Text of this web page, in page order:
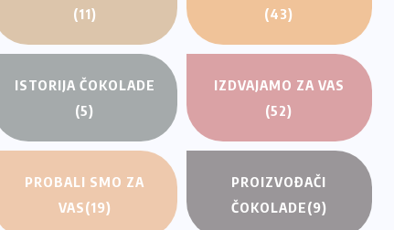
(11)
(43)
ISTORIJA ČOKOLADE
(5)
IZDVAJAMO ZA VAS
(52)
PROBALI SMO ZA
VAS(19)
PROIZVOĐAČI
ČOKOLADE(9)